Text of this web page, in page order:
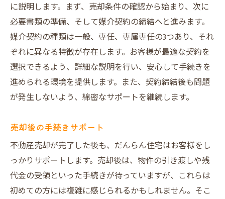
安心して取引を進めるための環境整備の重要性
透明性と誠実さを保つ情報提供
お客様の不安を払拭する迅速な対応
トラブルを未然に防ぐ体制づくり
信頼関係を築くためのコミュニケーション
全体の流れを見える化するサポート
に説明します。まず、売却条件の確認から始まり、次に
必要書類の準備、そして媒介契約の締結へと進みます。
媒介契約の種類は一般、専任、専属専任の3つあり、それ
ぞれに異なる特徴が存在します。お客様が最適な契約を
選択できるよう、詳細な説明を行い、安心して手続きを
進められる環境を提供します。また、契約締結後も問題
が発生しないよう、綿密なサポートを継続します。
売却後の手続きサポート
不動産売却が完了した後も、だんらん住宅はお客様をし
っかりサポートします。売却後は、物件の引き渡しや残
代金の受領といった手続きが待っていますが、これらは
初めての方には複雑に感じられるかもしれません。そこ